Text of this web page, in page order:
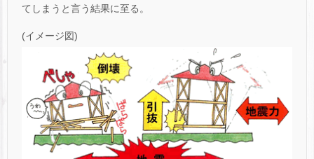
てしまうと言う結果に至る。
(イメージ図)